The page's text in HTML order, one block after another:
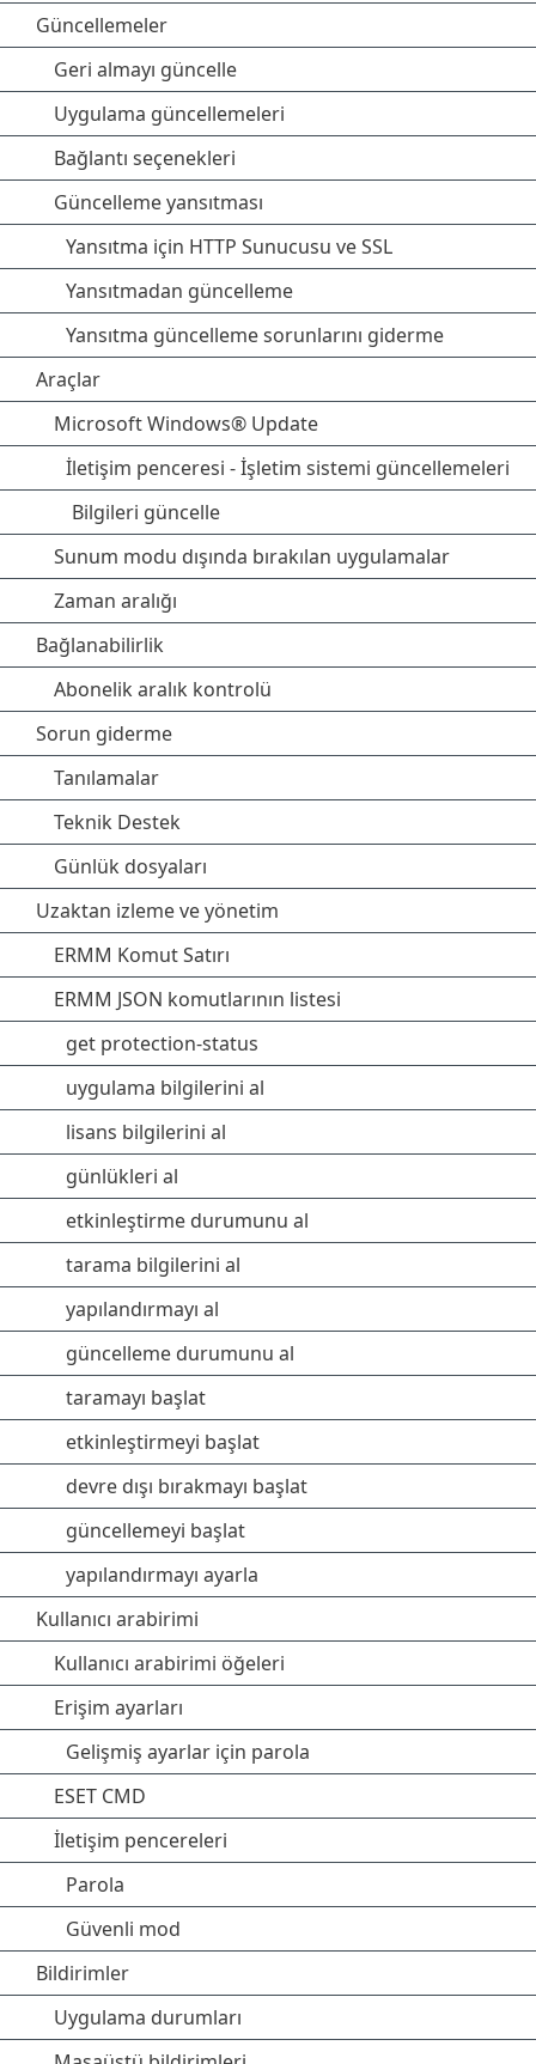
Güncellemeler
Geri almayı güncelle
Uygulama güncellemeleri
Bağlantı seçenekleri
Güncelleme yansıtması
Yansıtma için HTTP Sunucusu ve SSL
Yansıtmadan güncelleme
Yansıtma güncelleme sorunlarını giderme
Araçlar
Microsoft Windows® Update
İletişim penceresi - İşletim sistemi güncellemeleri
Bilgileri güncelle
Sunum modu dışında bırakılan uygulamalar
Zaman aralığı
Bağlanabilirlik
Abonelik aralık kontrolü
Sorun giderme
Tanılamalar
Teknik Destek
Günlük dosyaları
Uzaktan izleme ve yönetim
ERMM Komut Satırı
ERMM JSON komutlarının listesi
get protection-status
uygulama bilgilerini al
lisans bilgilerini al
günlükleri al
etkinleştirme durumunu al
tarama bilgilerini al
yapılandırmayı al
güncelleme durumunu al
taramayı başlat
etkinleştirmeyi başlat
devre dışı bırakmayı başlat
güncellemeyi başlat
yapılandırmayı ayarla
Kullanıcı arabirimi
Kullanıcı arabirimi öğeleri
Erişim ayarları
Gelişmiş ayarlar için parola
ESET CMD
İletişim pencereleri
Parola
Güvenli mod
Bildirimler
Uygulama durumları